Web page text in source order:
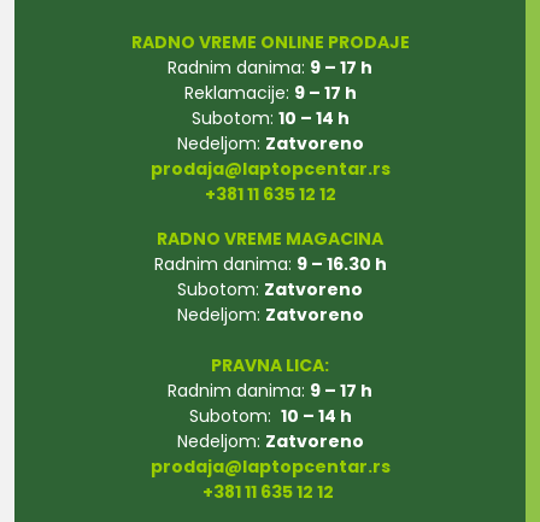
RADNO VREME ONLINE PRODAJE
Radnim danima: 9 – 17 h
Reklamacije: 9 – 17 h
Subotom: 10 – 14 h
Nedeljom: Zatvoreno
prodaja@laptopcentar.rs
+381 11 635 12 12
RADNO VREME MAGACINA
Radnim danima: 9 – 16.30 h
Subotom: Zatvoreno
Nedeljom: Zatvoreno
PRAVNA LICA:
Radnim danima: 9 – 17 h
Subotom: 10 – 14 h
Nedeljom: Zatvoreno
prodaja@laptopcentar.rs
+381 11 635 12 12